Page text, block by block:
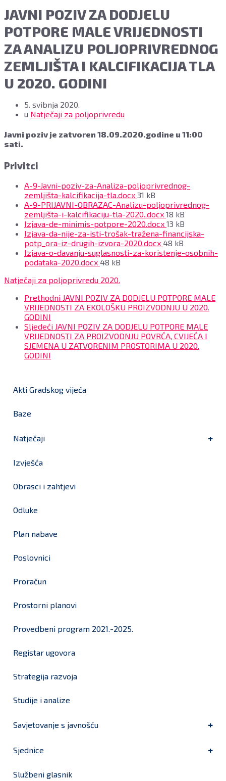
JAVNI POZIV ZA DODJELU
POTPORE MALE VRIJEDNOSTI
ZA ANALIZU POLJOPRIVREDNOG
ZEMLJIŠTA I KALCIFIKACIJA TLA
U 2020. GODINI
5. svibnja 2020.
u Natječaji za poljoprivredu
Javni poziv je zatvoren 18.09.2020.godine u 11:00
sati.
Privitci
A-9-Javni-poziv-za-Analiza-poljoprivrednog-
zemljišta-kalcifikacija-tla.docx File
size:
31 kB
A-9-PRIJAVNI-OBRAZAC-Analizu-poljoprivrednog-
zemljišta-i-kalcifikaciju-tla-2020..docx File
size:
18 kB
Izjava-de-minimis-potpore-2020.docx File
size:
13 kB
Izjava-da-nije-za-isti-trošak-tražena-financijska-
potp_ora-iz-drugih-izvora-2020.docx File
size:
48 kB
Izjava-o-davanju-suglasnosti-za-koristenje-osobnih-
podataka-2020.docx File
48 kB
Natječaji za poljoprivredu 2020.
Prethodni JAVNI POZIV ZA DODJELU POTPORE MALE
VRIJEDNOSTI ZA EKOLOŠKU PROIZVODNJU U 2020.
GODINI
Sljedeći JAVNI POZIV ZA DODJELU POTPORE MALE
VRIJEDNOSTI ZA PROIZVODNJU POVRĆA, CVIJEĆA I
SJEMENA U ZATVORENIM PROSTORIMA U 2020.
GODINI
Akti Gradskog vijeća
Baze
Natječaji
Izvješća
Obrasci i zahtjevi
Odluke
Plan nabave
Poslovnici
Proračun
Prostorni planovi
Provedbeni program 2021.-2025.
Registar ugovora
Strategija razvoja
Studije i analize
Savjetovanje s javnošću
Sjednice
Službeni glasnik